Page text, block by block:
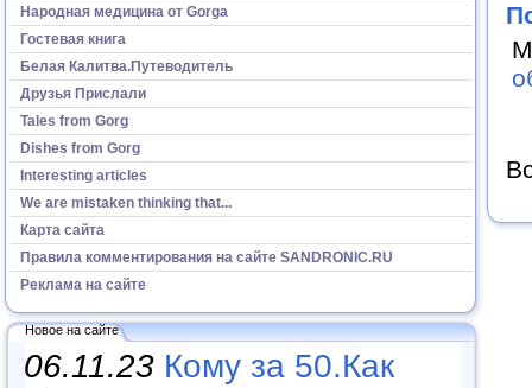
Народная медицина от Gorga
Гостевая книга
Белая Калитва.Путеводитель
Друзья Прислали
Tales from Gorg
Dishes from Gorg
Interesting articles
We are mistaken thinking that...
Карта сайта
Правила комментирования на сайте SANDRONIC.RU
Реклама на сайте
Новое на сайте
06.11.23 Кому за 50.Как